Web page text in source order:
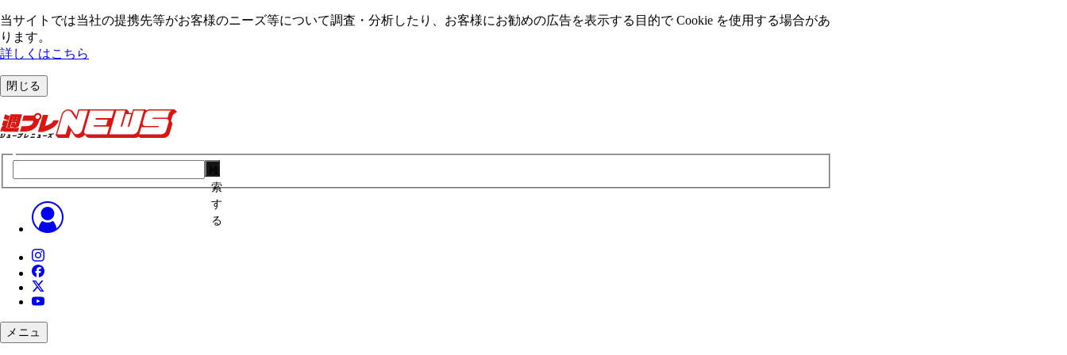
当サイトでは当社の提携先等がお客様のニーズ等について調査・分析したり、お客様にお勧めの広告を表⽰する⽬的で Cookie を使⽤する場合があ
ります。
詳しくはこちら
閉じる
索
す
る
メニュ